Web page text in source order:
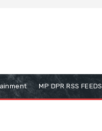
MP DPR RSS FEEDS